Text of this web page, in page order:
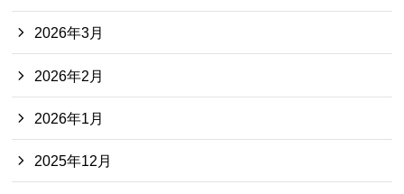
2026年3月
2026年2月
2026年1月
2025年12月